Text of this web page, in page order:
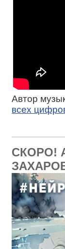
Автор
всех
СКОРО!